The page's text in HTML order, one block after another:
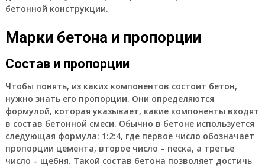
бетонной конструкции.
Марки бетона и пропорции
Состав и пропорции
Чтобы понять, из каких компонентов состоит бетон,
нужно знать его пропорции. Они определяются
формулой, которая указывает, какие компоненты входят
в состав бетонной смеси. Обычно в бетоне используется
следующая формула: 1:2:4, где первое число обозначает
пропорции цемента, второе число – песка, а третье
число – щебня. Такой состав бетона позволяет достичь